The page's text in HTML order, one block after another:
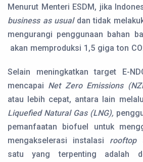
Menurut Menteri ESDM, jika
business as usualdan tidak
mengurangi penggunaan bahan
akan memproduksi 1,5 giga ton
Selain meningkatkan target E-
mencapai Net Zero Emissions
atau lebih cepat, antara lain
Liquefied Natural Gas (LNG),
pemanfaatan biofuel untuk
mengakselerasi instalasi rooftop
satu yang terpenting adalah